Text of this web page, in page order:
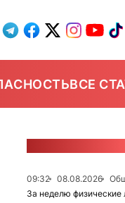
ВСЕ
09:32 08.08.2026
За неделю физические